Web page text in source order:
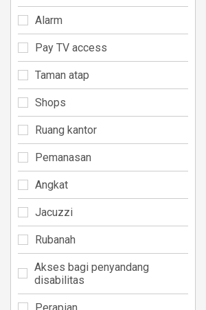
Alarm
Pay TV access
Taman atap
Shops
Ruang kantor
Pemanasan
Angkat
Jacuzzi
Rubanah
Akses bagi penyandang
disabilitas
Perapian